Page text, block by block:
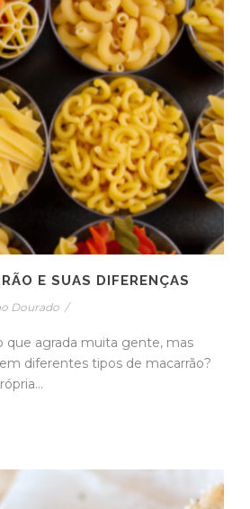
E SUAS DIFERENÇAS
Dourado /
que agrada muita gente, mas
diferentes tipos de macarrão?